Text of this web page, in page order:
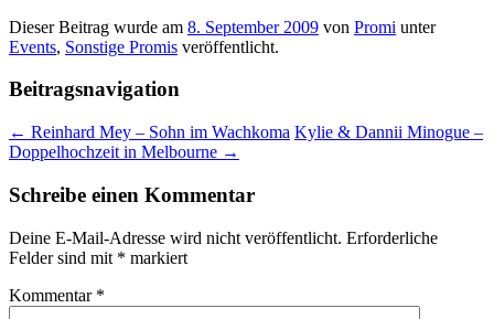
Dieser Beitrag wurde am 8. September 2009 von Promi unter
Events, Sonstige Promis veröffentlicht.
Beitragsnavigation
← Reinhard Mey – Sohn im Wachkoma Kylie & Dannii Minogue –
Doppelhochzeit in Melbourne →
Schreibe einen Kommentar
Deine E-Mail-Adresse wird nicht veröffentlicht. Erforderliche
Felder sind mit * markiert
Kommentar *